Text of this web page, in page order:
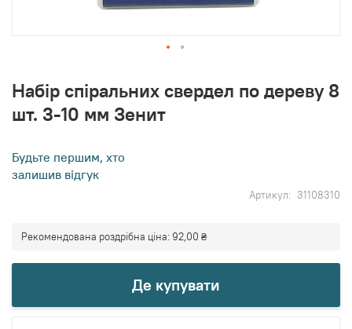
Набір спіральних свердел по дереву 8
шт. 3-10 мм Зенит
Будьте першим, хто
залишив відгук
Артикул 31108310
Рекомендована роздрібна ціна: 92,00 ₴
Де купувати
початку
галереї